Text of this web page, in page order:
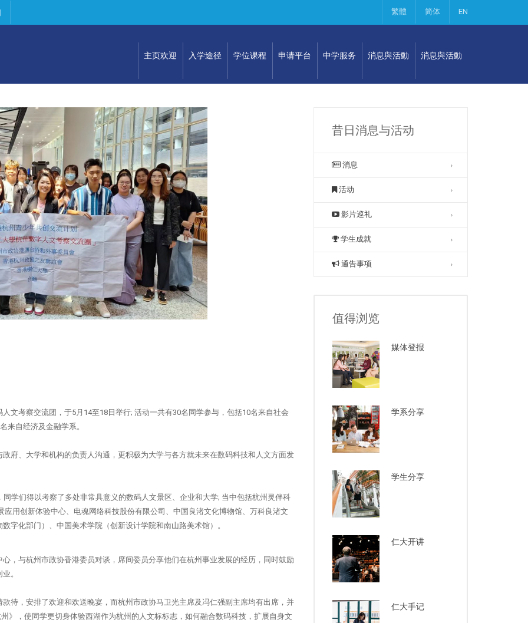
繁體 简体 EN
主页欢迎 入学途径 学位课程 申请平台 中学服务 消息與活動 消息與活動
文考察交流团，于5月14至18日举行; 活动一共有30名同学参与，包括10名来自社会
来自经济及金融学系。
府、大学和机构的负责人沟通，更积极为大学与各方就未来在数码科技和人文方面发
学们得以考察了多处非常具意义的数码人文景区、企业和大学; 当中包括杭州灵伴科
用创新体验中心、电魂网络科技股份有限公司、中国良渚文化博物馆、万科良渚文
字化部门）、中国美术学院（创新设计学院和南山路美术馆）。
，与杭州市政协香港委员对谈，席间委员分享他们在杭州事业发展的经历，同时鼓励
。
待，安排了欢迎和欢送晚宴，而杭州市政协马卫光主席及冯仁强副主席均有出席，并
》，使同学更切身体验西湖作为杭州的人文标标志，如何融合数码科技，扩展自身文
昔日消息与活动
消息
活动
影片巡礼
学生成就
通告事项
值得浏览
媒体登报
学系分享
学生分享
仁大开讲
仁大手记